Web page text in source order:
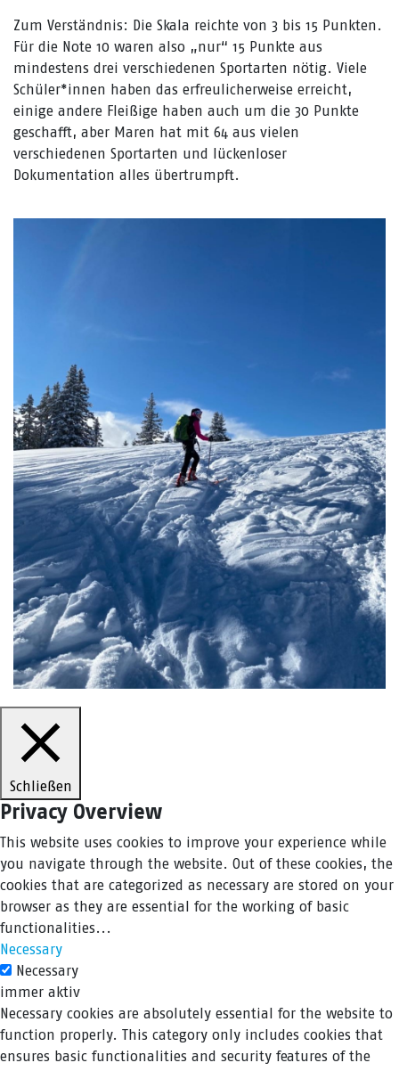
Zum Verständnis: Die Skala reichte von 3 bis 15 Punkten.
Für die Note 10 waren also „nur“ 15 Punkte aus
mindestens drei verschiedenen Sportarten nötig. Viele
Schüler*innen haben das erfreulicherweise erreicht,
einige andere Fleißige haben auch um die 30 Punkte
geschafft, aber Maren hat mit 64 aus vielen
verschiedenen Sportarten und lückenloser
Dokumentation alles übertrumpft.
Schließen
Privacy Overview
This website uses cookies to improve your experience while
you navigate through the website. Out of these cookies, the
cookies that are categorized as necessary are stored on your
browser as they are essential for the working of basic
functionalities...
Necessary
Necessary
immer aktiv
Necessary cookies are absolutely essential for the website to
function properly. This category only includes cookies that
ensures basic functionalities and security features of the